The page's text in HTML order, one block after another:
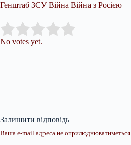
Генштаб ЗСУ Війна Війна з Росією
Rate this item:
No votes yet.
Залишити відповідь
Ваша e-mail адреса не